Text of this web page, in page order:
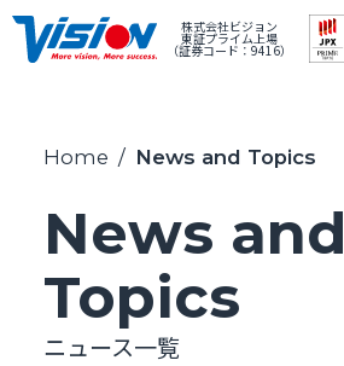
株式会社ビジョン
東証プライム上場
（証券コード：9416）
Home / News and Topics
News and
Topics
ニュース一覧